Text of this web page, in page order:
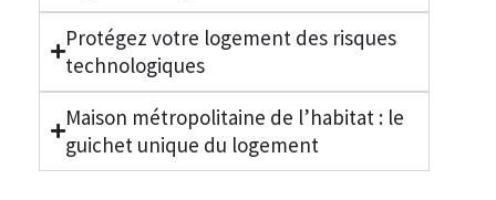
Protégez votre logement des risques
technologiques
Maison métropolitaine de l’habitat : le
guichet unique du logement